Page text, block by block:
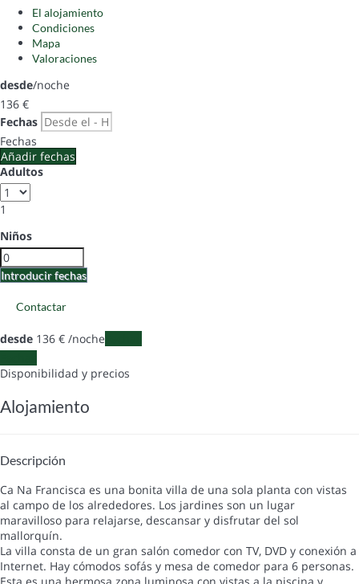
El alojamiento
Condiciones
Mapa
Valoraciones
desde/noche
136 €
Fechas
Fechas
Añadir fechas
Adultos
1
Niños
Introducir fechas
Contactar
desde 136 € /noche
Disponibilidad y precios
Alojamiento
Descripción
Ca Na Francisca es una bonita villa de una sola planta con vistas
al campo de los alrededores. Los jardines son un lugar
maravilloso para relajarse, descansar y disfrutar del sol
mallorquín.
La villa consta de un gran salón comedor con TV, DVD y conexión a
Internet. Hay cómodos sofás y mesa de comedor para 6 personas.